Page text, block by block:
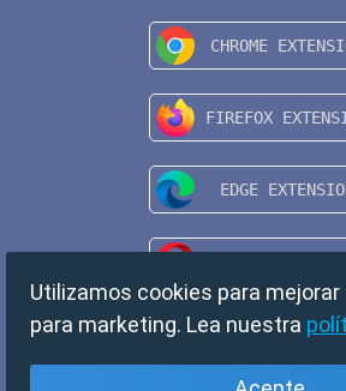
Utilizamos cookies para
para marketing. Lea nuestra